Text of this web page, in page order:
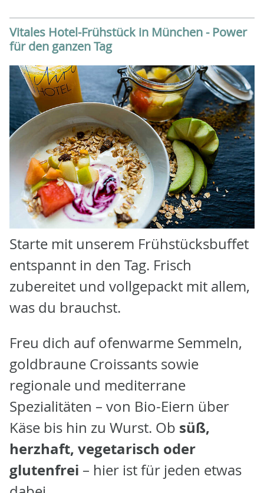
Vitales Hotel-Frühstück in München - Power
für den ganzen Tag
Starte mit unserem Frühstücksbuffet
entspannt in den Tag. Frisch
zubereitet und vollgepackt mit allem,
was du brauchst.
Freu dich auf ofenwarme Semmeln,
goldbraune Croissants sowie
regionale und mediterrane
Spezialitäten – von Bio-Eiern über
Käse bis hin zu Wurst. Ob süß,
herzhaft, vegetarisch oder
glutenfrei – hier ist für jeden etwas